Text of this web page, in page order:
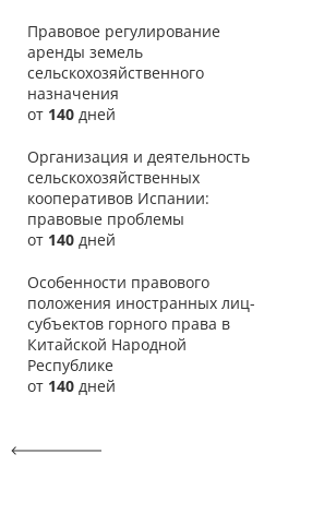
Правовое регулирование
аренды земель
сельскохозяйственного
назначения
от 140 дней
Организация и деятельность
сельскохозяйственных
кооперативов Испании:
правовые проблемы
от 140 дней
Особенности правового
положения иностранных лиц-
субъектов горного права в
Китайской Народной
Республике
от 140 дней